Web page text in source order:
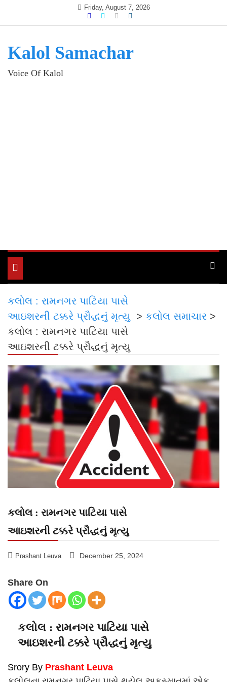
Friday, August 7, 2026
Kalol Samachar
Voice Of Kalol
Toggle
navigation
કલોલ : રામનગર પાટિયા પાસે
આઇશરની ટક્કરે પ્રૌદ્ધનું મૃત્યુ > કલોલ સમાચાર >
કલોલ : રામનગર પાટિયા પાસે
આઇશરની ટક્કરે પ્રૌદ્ધનું મૃત્યુ
કલોલ : રામનગર પાટિયા પાસે
આઇશરની ટક્કરે પ્રૌદ્ધનું મૃત્યુ
Prashant Leuva December 25, 2024
Share On
કલોલ : રામનગર પાટિયા પાસે
આઇશરની ટક્કરે પ્રૌદ્ધનું મૃત્યુ
Srory By Prashant Leuva